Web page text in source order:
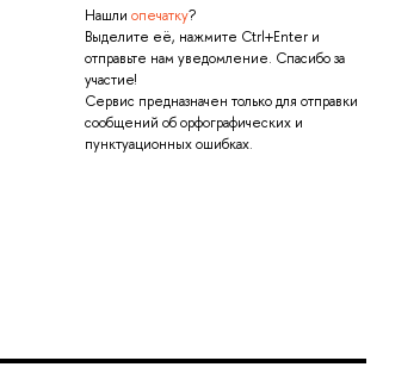
Нашли опечатку?
Выделите её, нажмите Ctrl+Enter и
отправьте нам уведомление. Спасибо за
участие!
Сервис предназначен только для отправки
сообщений об орфографических и
пунктуационных ошибках.